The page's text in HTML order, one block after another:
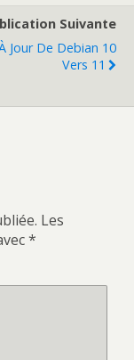
Suivante
Jour De Debian 10
Vers 11
Les
*